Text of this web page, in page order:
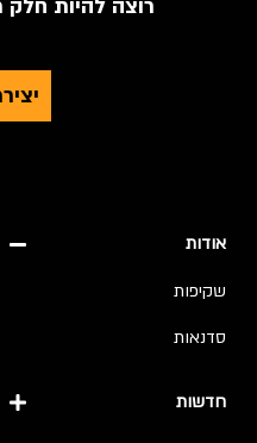
רוצה להיות חלק
אודות
שקיפות
סדנאות
חדשות